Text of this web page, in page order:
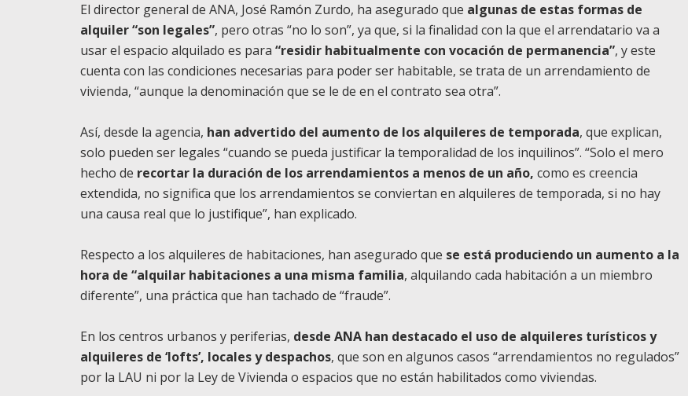
El director general de ANA, José Ramón Zurdo, ha asegurado que algunas de estas formas de
alquiler “son legales”, pero otras “no lo son”, ya que, si la finalidad con la que el arrendatario va a
usar el espacio alquilado es para “residir habitualmente con vocación de permanencia”, y este
cuenta con las condiciones necesarias para poder ser habitable, se trata de un arrendamiento de
vivienda, “aunque la denominación que se le de en el contrato sea otra”.
Así, desde la agencia, han advertido del aumento de los alquileres de temporada, que explican,
solo pueden ser legales “cuando se pueda justificar la temporalidad de los inquilinos”. “Solo el mero
hecho de recortar la duración de los arrendamientos a menos de un año, como es creencia
extendida, no significa que los arrendamientos se conviertan en alquileres de temporada, si no hay
una causa real que lo justifique”, han explicado.
Respecto a los alquileres de habitaciones, han asegurado que se está produciendo un aumento a la
hora de “alquilar habitaciones a una misma familia, alquilando cada habitación a un miembro
diferente”, una práctica que han tachado de “fraude”.
En los centros urbanos y periferias, desde ANA han destacado el uso de alquileres turísticos y
alquileres de ‘lofts’, locales y despachos, que son en algunos casos “arrendamientos no regulados”
por la LAU ni por la Ley de Vivienda o espacios que no están habilitados como viviendas.